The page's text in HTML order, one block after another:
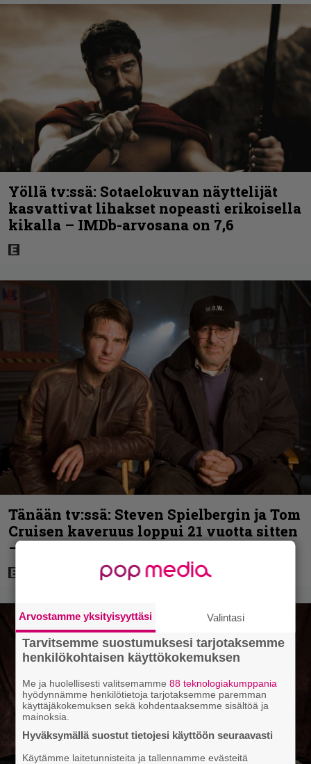
Yöllä tv:ssä: Sotaelokuvan näyttelijät
kasvattivat lihakset nopeasti erikoisella
kikalla – IMDb-arvosana on 7,6
Tänään tv:ssä: Steven Spielbergin ja Tom
Cruisen kaveruus loppui 21 vuotta sitten
– Syynä Cruisen nolo käytös
Arvostamme yksityisyyttäsi Valintasi
Tarvitsemme suostumuksesi tarjotaksemme
henkilökohtaisen käyttökokemuksen
Me ja huolellisesti valitsemamme88 teknologiakumppania
hyödynnämme henkilötietoja tarjotaksemme paremman
käyttäjäkokemuksen sekä kohdentaaksemme sisältöä ja
mainoksia.
Hyväksymällä suostut tietojesi käyttöön seuraavasti
Käytämme laitetunnisteita ja tallennamme evästeitä